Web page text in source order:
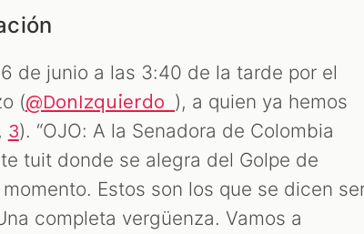
de junio a las 3:40 de la tarde por el
(@DonIzquierdo_ ), a quien ya hemos
, 3). “OJO: A la Senadora de Colombia
tuit donde se alegra del Golpe de
Estos son los que se dicen
completa vergüenza. Vamos a